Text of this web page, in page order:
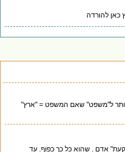
להורדה
ל"משפט" שאם המשפט = "ארץ"
אדם . שהוא כל כך כפוף. עד